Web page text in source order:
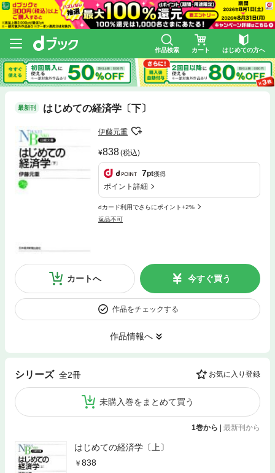
作品検索 カート はじめての方へ
最新刊 はじめての経済学〔下〕
伊藤元重
838(税込)
7pt獲得
ポイント詳細
dカード利用でさらにポイント+2%
返品不可
カートへ 今すぐ買う
作品をチェックする
作品情報へ
シリーズ 全2冊 お気に入り登録
未購入巻をまとめて買う
1巻から 最新刊から
はじめての経済学〔上〕
838